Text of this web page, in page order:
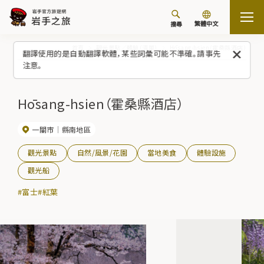
翻譯使用的是自動翻譯軟體，某些詞彙可能不準確。請事先
注意。
搜尋 繁體中文
觀光景點／體驗（清單）
Hōsang-hsien（霍桑縣酒店）
一關市 縣南地區
觀光景點 自然/風景/花園 當地美食
體驗設施
觀光船
#富士#紅葉